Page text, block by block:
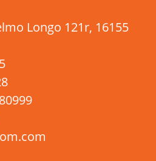
Longo 121r, 16155